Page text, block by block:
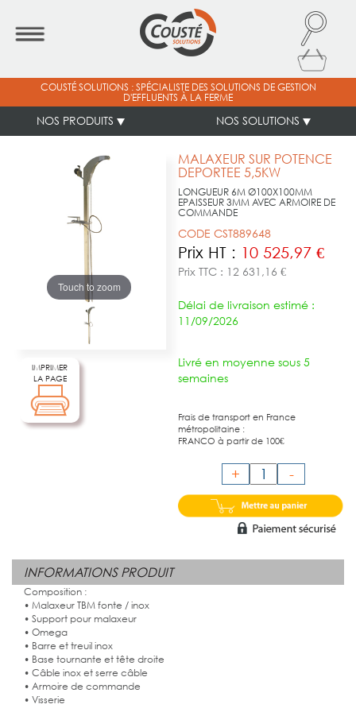
COUSTÉ SOLUTIONS : SPÉCIALISTE DES SOLUTIONS DE GESTION
D'EFFLUENTS À LA FERME
NOS PRODUITS NOS SOLUTIONS
Touch to zoom
MALAXEUR SUR POTENCE
DEPORTEE 5,5KW
LONGUEUR 6M Ø100X100MM
EPAISSEUR 3MM AVEC ARMOIRE DE
COMMANDE
CODE CST889648
Prix HT : 10 525,97 €
Prix TTC : 12 631,16 €
Délai de livraison estimé :
11/09/2026
Livré en moyenne sous 5
semaines
Frais de transport en France
métropolitaine :
FRANCO à partir de 100€
+ -
IMPRIMER
LA PAGE
INFORMATIONS PRODUIT
Composition :
• Malaxeur TBM fonte / inox
• Support pour malaxeur
• Omega
• Barre et treuil inox
• Base tournante et tête droite
• Câble inox et serre câble
• Armoire de commande
• Visserie